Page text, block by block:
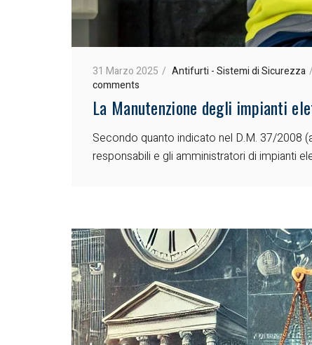
31 Marzo 2025 Antifurti - Sistemi di Sicurezza
comments
La Manutenzione degli impianti
Secondo quanto indicato nel D.M. 37/2008
responsabili e gli amministratori di impianti